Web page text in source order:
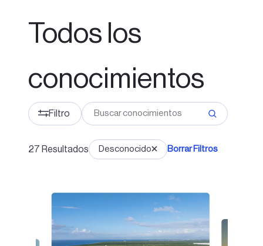
Todos los
conocimientos
Filtro
27 Resultados Desconocido Borrar Filtros